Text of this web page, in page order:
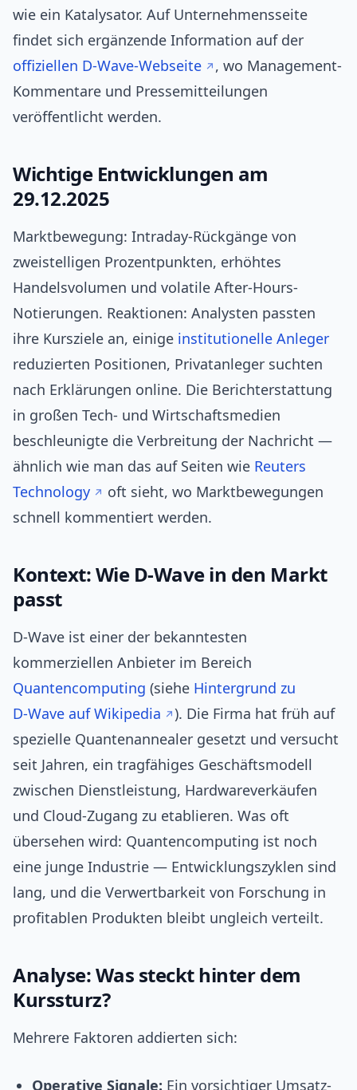
wie ein Katalysator. Auf Unternehmensseite
findet sich ergänzende Information auf der
offiziellen D‑Wave-Webseite
, wo Management-
Kommentare und Pressemitteilungen
veröffentlicht werden.
Wichtige Entwicklungen am
29.12.2025
Marktbewegung: Intraday-Rückgänge von
zweistelligen Prozentpunkten, erhöhtes
Handelsvolumen und volatile After‑Hours-
Notierungen. Reaktionen: Analysten passten
ihre Kursziele an, einige institutionelle Anleger
reduzierten Positionen, Privatanleger suchten
nach Erklärungen online. Die Berichterstattung
in großen Tech- und Wirtschaftsmedien
beschleunigte die Verbreitung der Nachricht —
ähnlich wie man das auf Seiten wie Reuters
Technology
oft sieht, wo Marktbewegungen
schnell kommentiert werden.
Kontext: Wie D‑Wave in den Markt
passt
D‑Wave ist einer der bekanntesten
kommerziellen Anbieter im Bereich
Quantencomputing (siehe Hintergrund zu
D‑Wave auf Wikipedia
). Die Firma hat früh auf
spezielle Quantenannealer gesetzt und versucht
seit Jahren, ein tragfähiges Geschäftsmodell
zwischen Dienstleistung, Hardwareverkäufen
und Cloud-Zugang zu etablieren. Was oft
übersehen wird: Quantencomputing ist noch
eine junge Industrie — Entwicklungszyklen sind
lang, und die Verwertbarkeit von Forschung in
profitablen Produkten bleibt ungleich verteilt.
Analyse: Was steckt hinter dem
Kurssturz?
Mehrere Faktoren addierten sich:
Operative Signale: Ein vorsichtiger Umsatz-